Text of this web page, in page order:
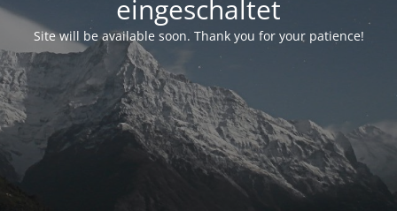
eingeschaltet
Site will be available soon. Thank you for your patience!